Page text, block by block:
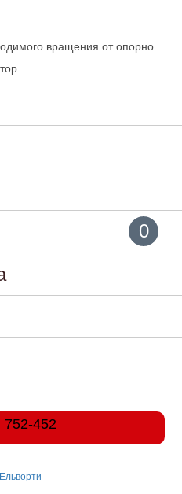
вращения от опорно
0
752-452